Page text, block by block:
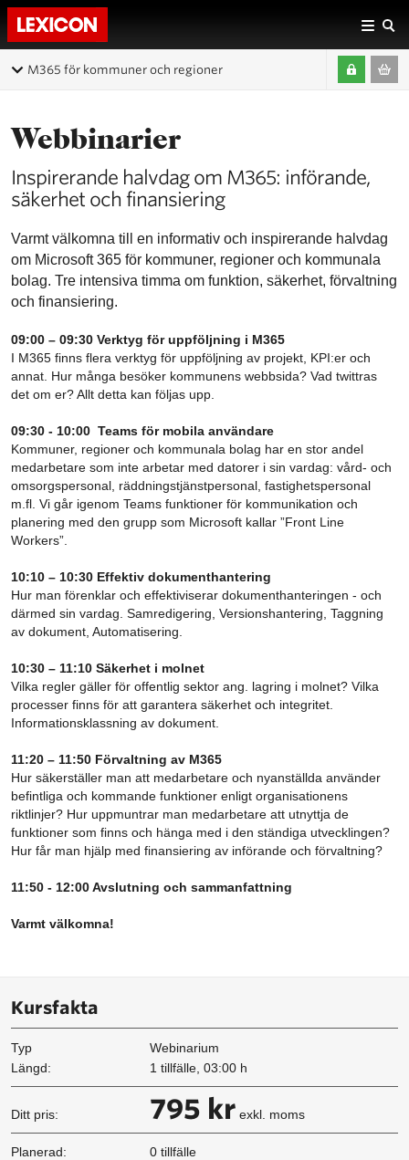
M365 för kommuner och regioner
Webbinarier
Inspirerande halvdag om M365: införande,
säkerhet och finansiering
Varmt välkomna till en informativ och inspirerande halvdag
om Microsoft 365 för kommuner, regioner och kommunala
bolag. Tre intensiva timma om funktion, säkerhet, förvaltning
och finansiering.
09:00 – 09:30 Verktyg för uppföljning i M365
I M365 finns flera verktyg för uppföljning av projekt, KPI:er och
annat. Hur många besöker kommunens webbsida? Vad twittras
det om er? Allt detta kan följas upp.
09:30 - 10:00 Teams för mobila användare
Kommuner, regioner och kommunala bolag har en stor andel
medarbetare som inte arbetar med datorer i sin vardag: vård- och
omsorgspersonal, räddningstjänstpersonal, fastighetspersonal
m.fl. Vi går igenom Teams funktioner för kommunikation och
planering med den grupp som Microsoft kallar ”Front Line
Workers”.
10:10 – 10:30 Effektiv dokumenthantering
Hur man förenklar och effektiviserar dokumenthanteringen - och
därmed sin vardag. Samredigering, Versionshantering, Taggning
av dokument, Automatisering.
10:30 – 11:10 Säkerhet i molnet
Vilka regler gäller för offentlig sektor ang. lagring i molnet? Vilka
processer finns för att garantera säkerhet och integritet.
Informationsklassning av dokument.
11:20 – 11:50 Förvaltning av M365
Hur säkerställer man att medarbetare och nyanställda använder
befintliga och kommande funktioner enligt organisationens
riktlinjer? Hur uppmuntrar man medarbetare att utnyttja de
funktioner som finns och hänga med i den ständiga utvecklingen?
Hur får man hjälp med finansiering av införande och förvaltning?
11:50 - 12:00 Avslutning och sammanfattning
Varmt välkomna!
Kursfakta
Typ
Webinarium
Längd:
1 tillfälle, 03:00 h
Ditt pris: 795 kr exkl. moms
Planerad: 0 tillfälle